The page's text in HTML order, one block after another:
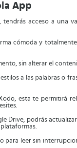
App
acceso a una
cómoda y
sin alterar el
a las palabras o
esta te permitirá
Drive, podrás
para leer sin